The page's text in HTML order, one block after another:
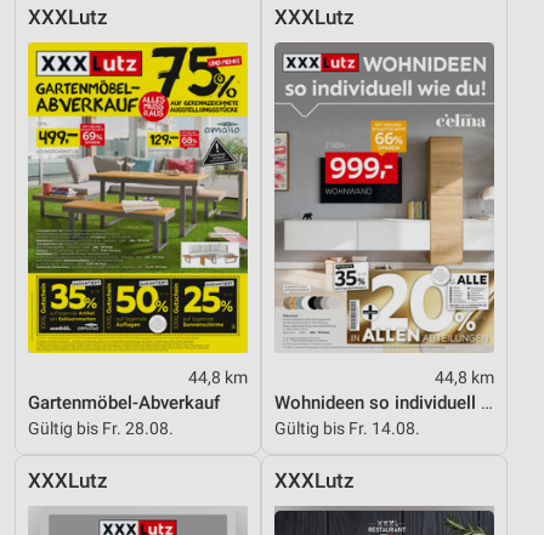
XXXLutz
44,8 km
Gartenmöbel-Abverkauf
Gültig bis Fr. 28.08.
XXXLutz
44,8 km
Wohnideen so individuell wie du!
Gültig bis Fr. 14.08.
XXXLutz XXXLutz